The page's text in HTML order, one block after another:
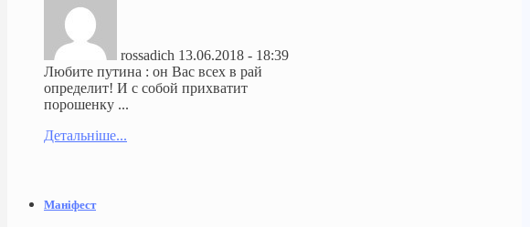
rossadich 13.06.2018 - 18:39
Любите путина : он Вас всех в рай
определит! И с собой прихватит
порошенку ...
Детальніше...
Маніфест